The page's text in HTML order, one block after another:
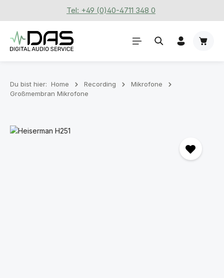
Zum Hauptinhalt springenTel: +49 (0)40-4711 348 0
Du bist hier: Home Recording
Mikrofone
Großmembran Mikrofone
Bildergalerie überspringen